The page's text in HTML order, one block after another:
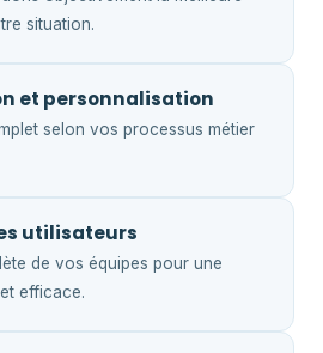
situation.
et personnalisation
selon vos processus métier
utilisateurs
de vos équipes pour une
efficace.